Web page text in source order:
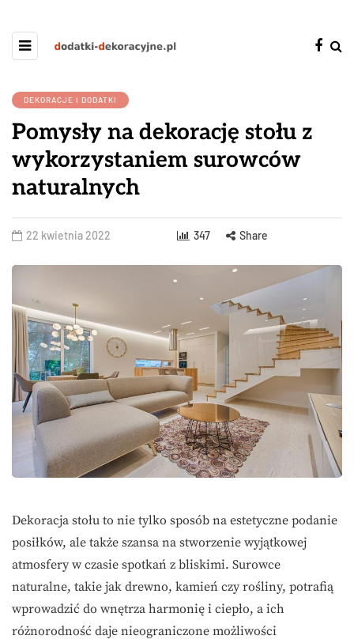
DEKORACJE I DODATKI
Pomysły na dekorację stołu z
wykorzystaniem surowców
naturalnych
22 kwietnia 2022 347 Share
Dekoracja stołu to nie tylko sposób na estetyczne podanie
posiłków, ale także szansa na stworzenie wyjątkowej
atmosfery w czasie spotkań z bliskimi. Surowce
naturalne, takie jak drewno, kamień czy rośliny, potrafią
wprowadzić do wnętrza harmonię i ciepło, a ich
różnorodność daje nieograniczone możliwości